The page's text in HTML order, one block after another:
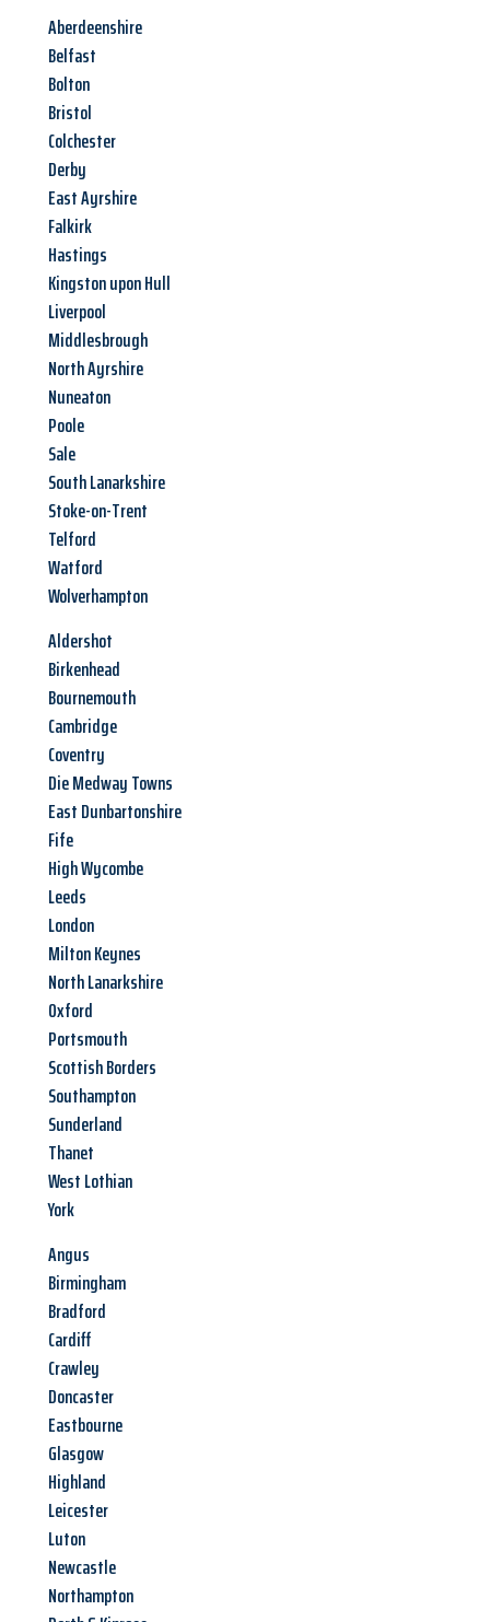
Aberdeenshire
Belfast
Bolton
Bristol
Colchester
Derby
East Ayrshire
Falkirk
Hastings
Kingston upon Hull
Liverpool
Middlesbrough
North Ayrshire
Nuneaton
Poole
Sale
South Lanarkshire
Stoke-on-Trent
Telford
Watford
Wolverhampton
Aldershot
Birkenhead
Bournemouth
Cambridge
Coventry
Die Medway Towns
East Dunbartonshire
Fife
High Wycombe
Leeds
London
Milton Keynes
North Lanarkshire
Oxford
Portsmouth
Scottish Borders
Southampton
Sunderland
Thanet
West Lothian
York
Angus
Birmingham
Bradford
Cardiff
Crawley
Doncaster
Eastbourne
Glasgow
Highland
Leicester
Luton
Newcastle
Northampton